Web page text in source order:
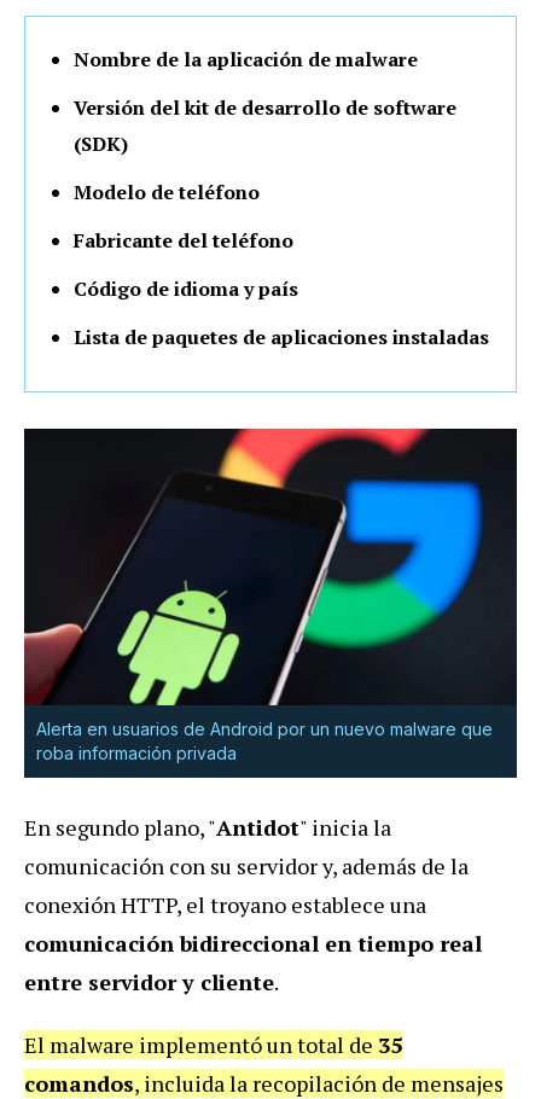
Nombre de la aplicación de malware
Versión del kit de desarrollo de software
(SDK)
Modelo de teléfono
Fabricante del teléfono
Código de idioma y país
Lista de paquetes de aplicaciones instaladas
Alerta en usuarios de Android por un nuevo malware que
roba información privada
En segundo plano, "Antidot" inicia la
comunicación con su servidor y, además de la
conexión HTTP, el troyano establece una
comunicación bidireccional en tiempo real
entre servidor y cliente.
El malware implementó un total de 35
comandos, incluida la recopilación de mensajes